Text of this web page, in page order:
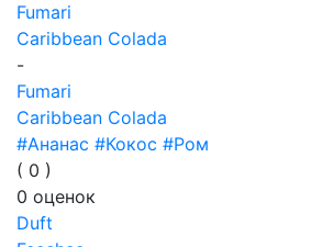
Fumari
Caribbean Colada
-
Fumari
Caribbean Colada
#Ананас #Кокос #Ром
( 0 )
0 оценок
Duft